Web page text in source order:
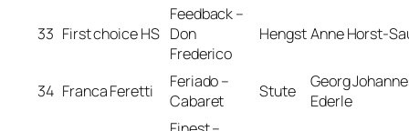
33 First choice HS
Feedback –
Don
Frederico
Hengst Anne Horst-
34 Franca Feretti
Feriado –
Cabaret
Stute
Georg
Ederle